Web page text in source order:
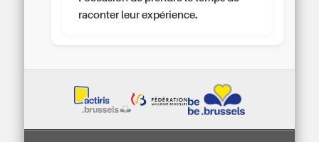
raconter leur expérience.